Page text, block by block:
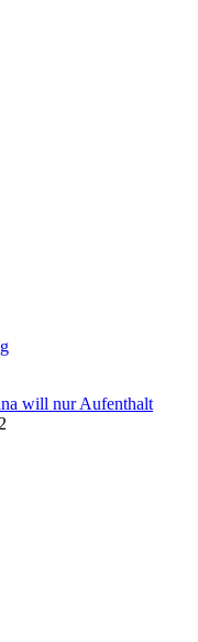
will nur Aufenthalt